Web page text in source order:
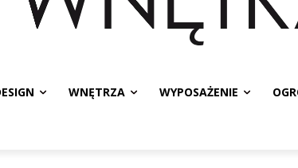
WNĘTRZA WYPOSAŻENIE